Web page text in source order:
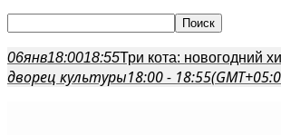
06янв18:0018:55Три кота: новогодний
дворец культуры18:00 - 18:55